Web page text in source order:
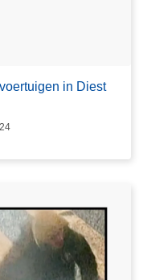
in Diest